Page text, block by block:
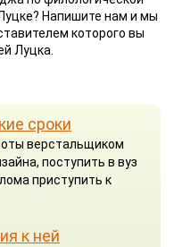
Напишите нам и мы
которого вы
Луцка.
сроки
верстальщиком
поступить в вуз
приступить к
к ней